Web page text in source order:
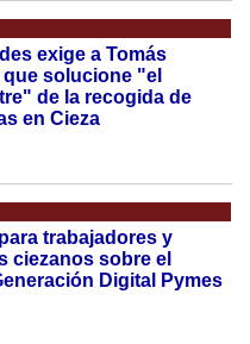
exige a Tomás
que solucione "el
de la recogida de
en Cieza
trabajadores y
ciezanos sobre el
Digital Pymes